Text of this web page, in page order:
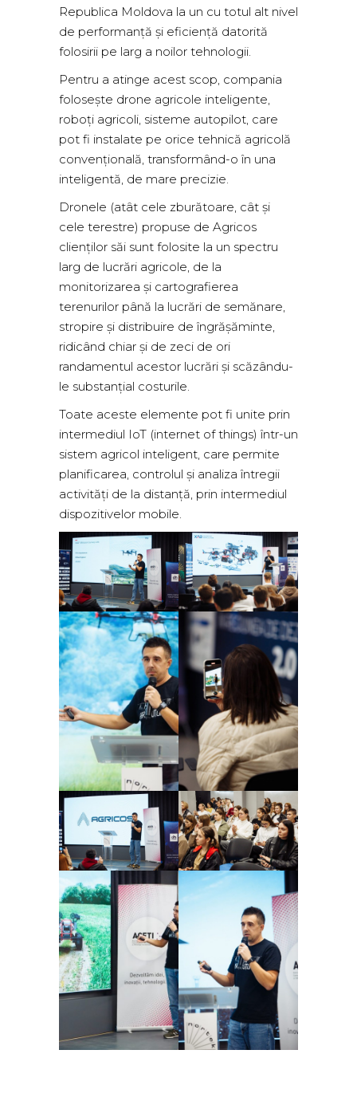
Republica Moldova la un cu totul alt nivel
de performanță și eficiență datorită
folosirii pe larg a noilor tehnologii.
Pentru a atinge acest scop, compania
folosește drone agricole inteligente,
roboți agricoli, sisteme autopilot, care
pot fi instalate pe orice tehnică agricolă
convențională, transformând-o în una
inteligentă, de mare precizie.
Dronele (atât cele zburătoare, cât și
cele terestre) propuse de Agricos
clienților săi sunt folosite la un spectru
larg de lucrări agricole, de la
monitorizarea și cartografierea
terenurilor până la lucrări de semănare,
stropire și distribuire de îngrășăminte,
ridicând chiar și de zeci de ori
randamentul acestor lucrări și scăzându-
le substanțial costurile.
Toate aceste elemente pot fi unite prin
intermediul IoT (internet of things) într-un
sistem agricol inteligent, care permite
planificarea, controlul și analiza întregii
activități de la distanță, prin intermediul
dispozitivelor mobile.